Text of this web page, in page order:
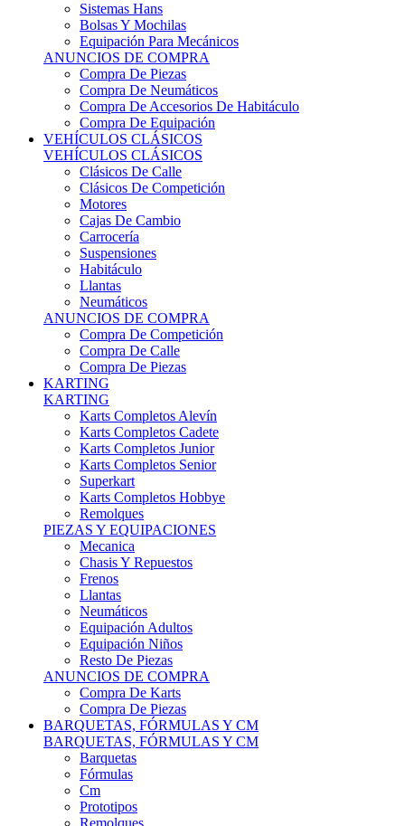
Equipación Para Mecánicos
ANUNCIOS DE COMPRA
Compra De Piezas
Compra De Neumáticos
Compra De Accesorios De Habitáculo
Compra De Equipación
VEHÍCULOS CLÁSICOS
VEHÍCULOS CLÁSICOS
Clásicos De Calle
Clásicos De Competición
Motores
Cajas De Cambio
Carrocería
Suspensiones
Habitáculo
Llantas
Neumáticos
ANUNCIOS DE COMPRA
Compra De Competición
Compra De Calle
Compra De Piezas
KARTING
KARTING
Karts Completos Alevín
Karts Completos Cadete
Karts Completos Junior
Karts Completos Senior
Superkart
Karts Completos Hobbye
Remolques
PIEZAS Y EQUIPACIONES
Mecanica
Chasis Y Repuestos
Frenos
Llantas
Neumáticos
Equipación Adultos
Equipación Niños
Resto De Piezas
ANUNCIOS DE COMPRA
Compra De Karts
Compra De Piezas
BARQUETAS, FÓRMULAS Y CM
BARQUETAS, FÓRMULAS Y CM
Barquetas
Fórmulas
Cm
Prototipos
Remolques
PIEZAS Y EQUIPACIONES